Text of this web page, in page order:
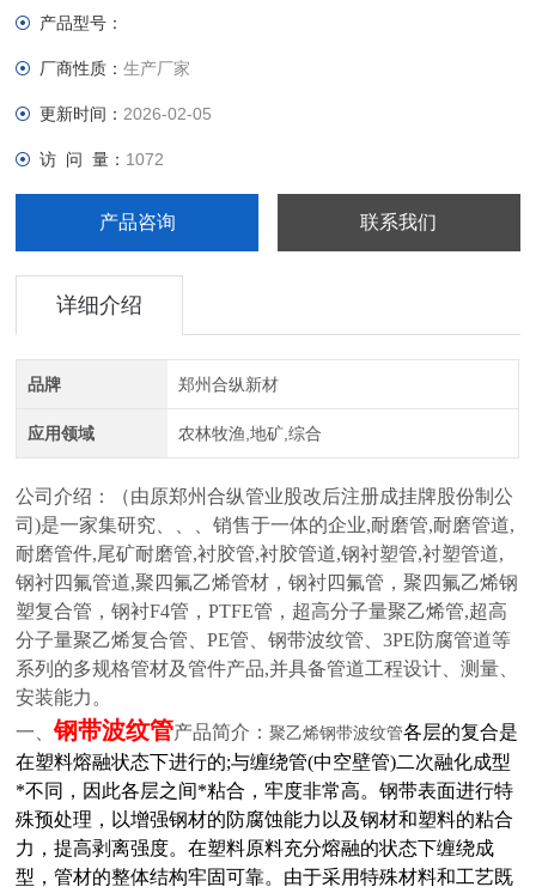
产品型号：
厂商性质：生产厂家
更新时间： 2026-02-05
访 问 量： 1072
产品咨询 联系我们
详细介绍
品牌 郑州合纵新材
应用领域 农林牧渔,地矿,综合
公司介绍：
（由原郑州合纵管业股改后注册成挂牌股份制公
司)是一家集研究、、、销售于一体的企业,耐磨管,耐磨管道,
耐磨管件,尾矿耐磨管,衬胶管,衬胶管道,钢衬塑管,衬塑管道,
钢衬四氟管道,聚四氟乙烯管材，钢衬四氟管，聚四氟乙烯钢
塑复合管，钢衬F4管，PTFE管，超高分子量聚乙烯管,超高
分子量聚乙烯复合管、PE管、钢带波纹管、3PE防腐管道等
系列的多规格管材及管件产品,并具备管道工程设计、测量、
安装能力。
一、钢带波纹管产品简介：聚乙烯钢带波纹管各层的复合是
在塑料熔融状态下进行的;与缠绕管(中空壁管)二次融化成型
*不同，因此各层之间*粘合，牢度非常高。钢带表面进行特
殊预处理，以增强钢材的防腐蚀能力以及钢材和塑料的粘合
力，提高剥离强度。在塑料原料充分熔融的状态下缠绕成
型，管材的整体结构牢固可靠。由于采用特殊材料和工艺既